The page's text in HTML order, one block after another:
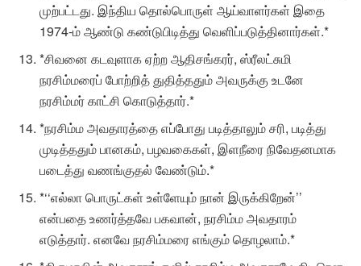
முற்பட்டது. இந்திய தொல்பொருள் ஆய்வாளர்கள் இதை
1974-ம் ஆண்டு கண்டுபிடித்து வெளிப்படுத்தினார்கள்.*
*சிவனை கடவுளாக ஏற்ற ஆதிசங்கரர், ஸ்ரீலட்சுமி
நரசிம்மரைப் போற்றித் துதித்ததும் அவருக்கு உடனே
நரசிம்மர் காட்சி கொடுத்தார்.*
*நரசிம்ம அவதாரத்தை எப்போது படித்தாலும் சரி, படித்து
முடித்ததும் பானகம், பழவகைகள், இளநீரை நிவேதனமாக
படைத்து வணங்குதல் வேண்டும்.*
*‘‘எல்லா பொருட்கள் உள்ளேயும் நான் இருக்கிறேன்’’
என்பதை உணர்த்தவே பகவான், நரசிம்ம அவதாரம்
எடுத்தார். எனவே நரசிம்மரை எங்கும் தொழலாம்.*